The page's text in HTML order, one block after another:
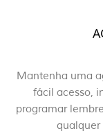
Mantenha uma
fácil acesso,
programar
qualquer